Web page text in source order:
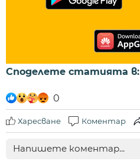
Споделете статията в:
0
Харесване Коментар